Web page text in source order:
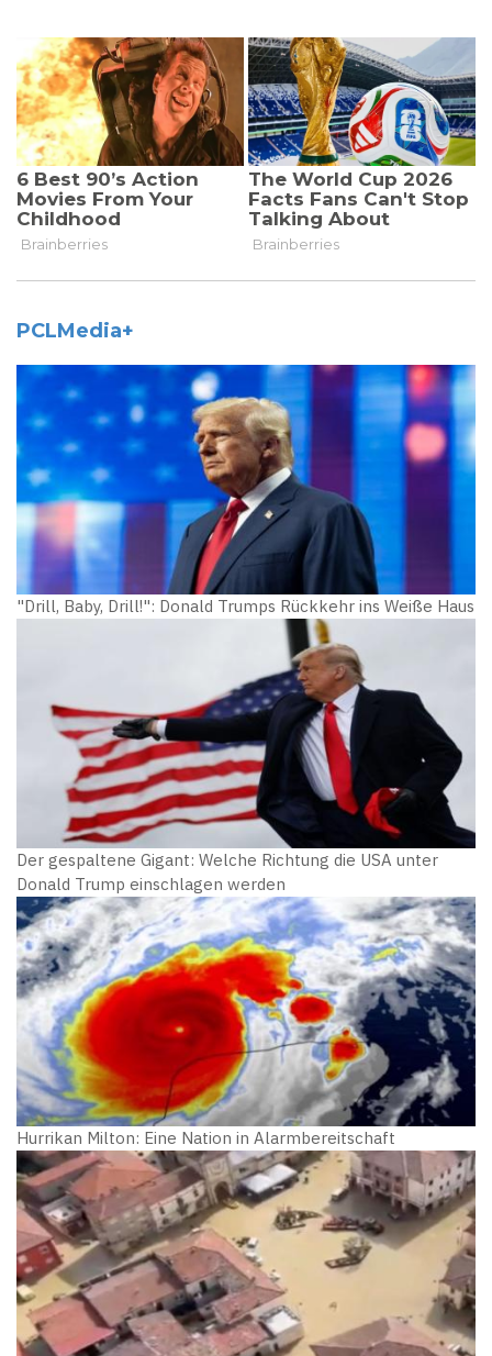
PCLMedia+
"Drill, Baby, Drill!": Donald Trumps Rückkehr ins Weiße Haus
Der gespaltene Gigant: Welche Richtung die USA unter
Donald Trump einschlagen werden
Hurrikan Milton: Eine Nation in Alarmbereitschaft